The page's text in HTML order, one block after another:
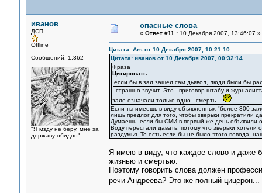
иванов
ДСП
Offline
Сообщений: 1,362
"Я мзду не беру, мне за
державу обидно"
опасные слова
« Ответ #11 :10 Декабря 2007, 13:46:07 »
Цитата: Ars от 10 Декабря 2007, 10:21:10
Цитата: иванов от 10 Декабря 2007, 00:32:14
Фраза
Цитировать
если бы в зал зашел сам дьявол, люди были бы
- страшно звучит. Это - приговор штабу и
зале означали только одно - смерть...
Если ты имеешь в виду объявленных "более 300
лишь предлог для того, чтобы зверьки прекратили
Думаешь, если бы СМИ в первый же день объявили
Воду перестали давать, потому что зверьки
раздумья. То есть если бы не было этого повода,
Я имею в виду, что каждое слово и даже
жизнью и смертью.
Поэтому говорить слова должен
речи Андреева? Это же полный цицерон...